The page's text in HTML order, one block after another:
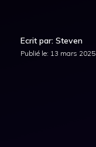
Ecrit par: Steven
Publié le: 13 mars 2025